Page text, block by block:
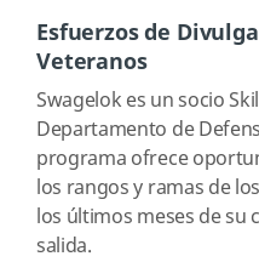
Esfuerzos de
Veteranos
Swagelok es un socio
Departamento de
programa ofrece
los rangos y ramas de
los últimos meses de su
salida.